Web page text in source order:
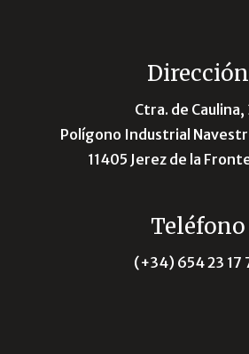
Dirección
Ctra. de Caulina,
Polígono Industrial
11405 Jerez de la
Teléfono
(+34) 654 23 17